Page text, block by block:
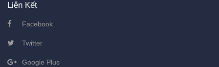
Liên Kết
Facebook
Twitter
Google Plus